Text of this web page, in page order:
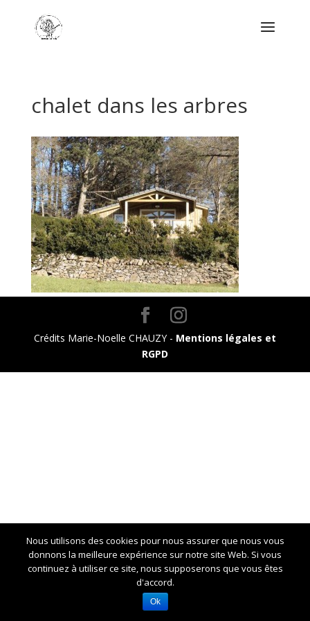
chalet dans les arbres
Crédits Marie-Noelle CHAUZY - Mentions légales et
RGPD
Nous utilisons des cookies pour nous assurer que nous vous
donnons la meilleure expérience sur notre site Web. Si vous
continuez à utiliser ce site, nous supposerons que vous êtes
d'accord.
Ok